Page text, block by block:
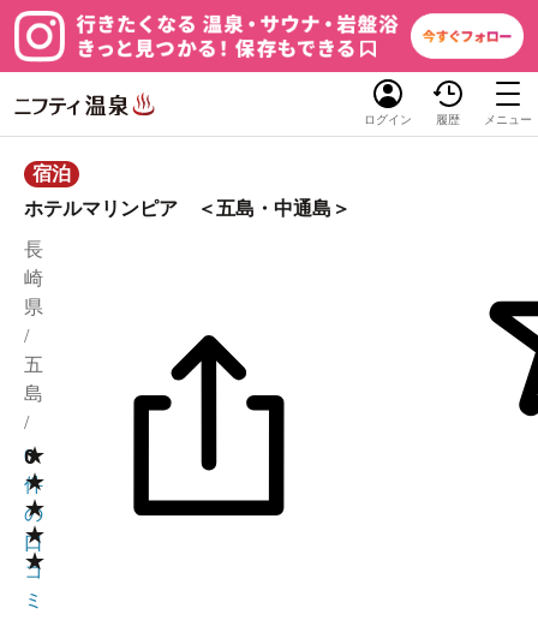
ログイン 履歴 メニュー
宿泊
ホテルマリンピア ＜五島・中通島＞
長
崎
県
/
五
島
/
★
★
★
★
★
0
0
件
の
口
コ
ミ